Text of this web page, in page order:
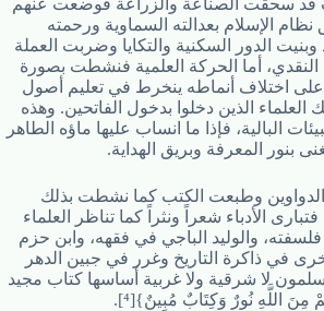
قد سحقت الصناعة والزراعة فوضعت عنهم
الإسلام بعدالته السماوية ورحمته
الدور السكنية والتكايا وضربت العملة
النقدي، أما الحركة العلمية فنشطت بصورة
اختلاف أنماطه ينخرط في تعليم أصول
العلماء الذين دخلوا بدخول الفاتحين. وهذه
البالية، فإذا ما انساب عليها ماؤه الطاهر
بنور المعرفة وبريق الهداية.
وطبعت الكتب كما نشطت بذلك
فتبارى الأدباء شعراً ونثراً كما تناظر العلماء
والوليد الباجي في فقهه، وابن حزم
في ذاكرة التاريخ وغرر في جبين الدهر
لا شرقية ولا غربية أساسها كتاب مجيد
اللَّهِ نُورٌ وَكِتَابٌ مُبِينٌ}[⁴].